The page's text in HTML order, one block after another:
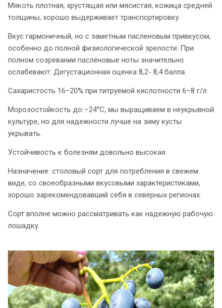
Мякоть плотная, хрустящая или мясистая, кожица средней
толщины, хорошо выдерживает транспортировку.
Вкус гармоничный, но с заметным пасленовым привкусом,
особенно до полной физиологической зрелости. При
полном созревании паслёновые ноты значительно
ослабевают. Дегустационная оценка 8,2- 8,4 балла.
Сахаристость 16–20% при титруемой кислотности 6–8 г/л.
Морозостойкость до −24°C, мы выращиваем в неукрывной
культуре, но для надежности лучше на зиму кусты
укрывать.
Устойчивость к болезням довольно высокая.
Назначение: столовый сорт для потребления в свежем
виде, со своеобразными вкусовыми характеристиками,
хорошо зарекомендовавший себя в северных регионах.
Сорт вполне можно рассматривать как надежную рабочую
лошадку.